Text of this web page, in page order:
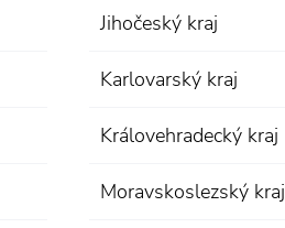
Jihočeský kraj
Karlovarský kraj
Královehradecký kraj
Moravskoslezský kraj